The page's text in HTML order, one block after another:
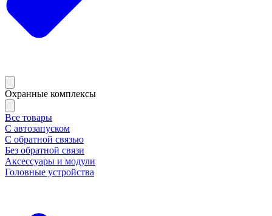
Охранные комплексы
Все товары
С автозапуском
С обратной связью
Без обратной связи
Аксессуары и модули
Головные устройства